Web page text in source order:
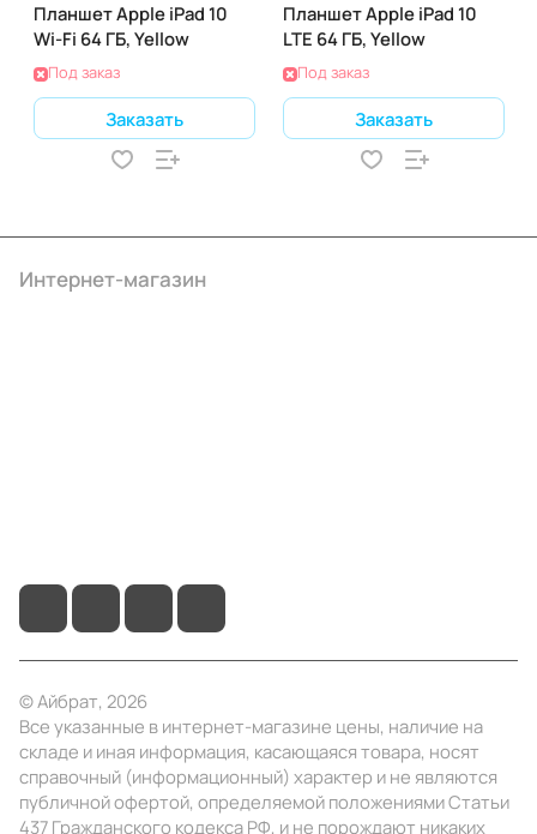
Планшет Apple iPad 10
Wi-Fi 64 ГБ, Yellow
Под заказ
Заказать
Планшет Apple iPad 10
LTE 64 ГБ, Yellow
Под заказ
Заказать
Интернет-магазин
© Айбрат, 2026
Все указанные в интернет-магазине цены, наличие на
складе и иная информация, касающаяся товара, носят
справочный (информационный) характер и не являются
публичной офертой, определяемой положениями Статьи
437 Гражданского кодекса РФ, и не порождают никаких